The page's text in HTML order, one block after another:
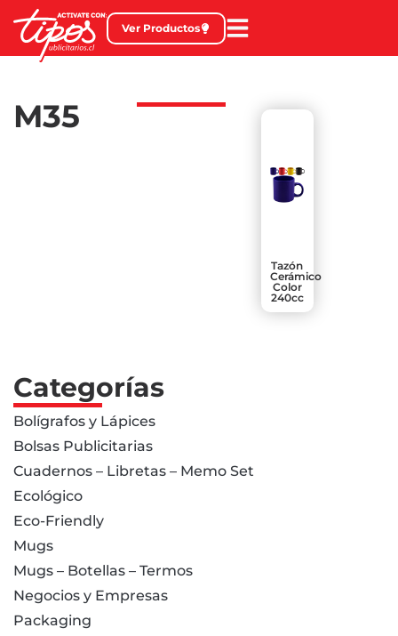
Ver Productos
M35
Tazón
Cerámico
Color
240cc
Categorías
Bolígrafos y Lápices
Bolsas Publicitarias
Cuadernos – Libretas – Memo Set
Ecológico
Eco-Friendly
Mugs
Mugs – Botellas – Termos
Negocios y Empresas
Packaging